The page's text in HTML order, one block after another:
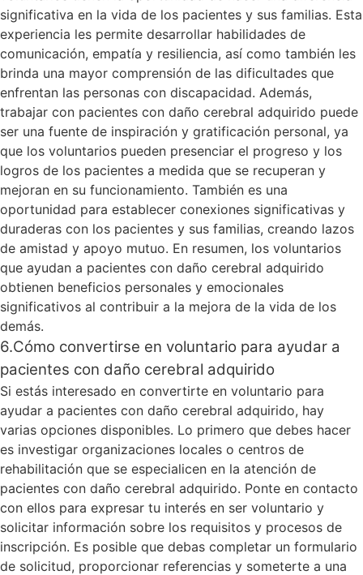
significativa en la vida de los pacientes y sus familias. Esta
experiencia les permite desarrollar habilidades de
comunicación, empatía y resiliencia, así como también les
brinda una mayor comprensión de las dificultades que
enfrentan las personas con discapacidad. Además,
trabajar con pacientes con daño cerebral adquirido puede
ser una fuente de inspiración y gratificación personal, ya
que los voluntarios pueden presenciar el progreso y los
logros de los pacientes a medida que se recuperan y
mejoran en su funcionamiento. También es una
oportunidad para establecer conexiones significativas y
duraderas con los pacientes y sus familias, creando lazos
de amistad y apoyo mutuo. En resumen, los voluntarios
que ayudan a pacientes con daño cerebral adquirido
obtienen beneficios personales y emocionales
significativos al contribuir a la mejora de la vida de los
demás.
6.Cómo convertirse en voluntario para ayudar a
pacientes con daño cerebral adquirido
Si estás interesado en convertirte en voluntario para
ayudar a pacientes con daño cerebral adquirido, hay
varias opciones disponibles. Lo primero que debes hacer
es investigar organizaciones locales o centros de
rehabilitación que se especialicen en la atención de
pacientes con daño cerebral adquirido. Ponte en contacto
con ellos para expresar tu interés en ser voluntario y
solicitar información sobre los requisitos y procesos de
inscripción. Es posible que debas completar un formulario
de solicitud, proporcionar referencias y someterte a una